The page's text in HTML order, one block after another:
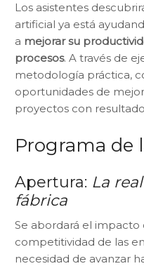
Los asistentes
artificial ya está
a mejorar su
procesos. A través de
metodología práctica,
oportunidades de
proyectos con
Programa de
Apertura: La
fábrica
Se abordará el
competitividad de las
necesidad de avanzar